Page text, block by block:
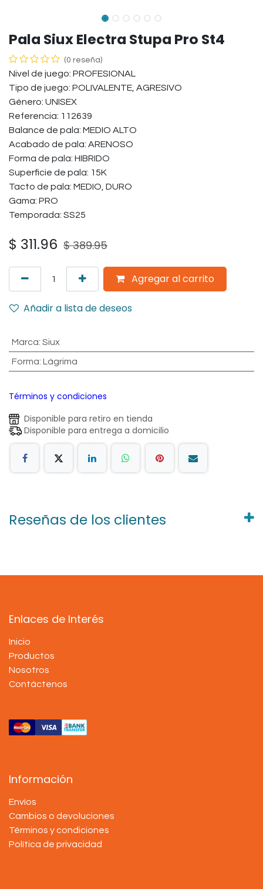
Pala Siux Electra Stupa Pro St4
(0 reseña)
Nivel de juego: PROFESIONAL
Tipo de juego: POLIVALENTE, AGRESIVO
Género: UNISEX
Referencia: 112639
Balance de pala: MEDIO ALTO
Acabado de pala: ARENOSO
Forma de pala: HIBRIDO
Superficie de pala: 15K
Tacto de pala: MEDIO, DURO
Gama: PRO
Temporada: SS25
$ 311.96 $389.95
Agregar al carrito
Añadir a lista de deseos
Marca: Siux
Forma: Lágrima
Términos y condiciones
Disponible para retiro en tienda
Disponible para entrega a domicilio
Reseñas de los clientes
Enlaces de Interés
Inicio
Productos
Nosotros
Contáctenos
Información
Envíos
Cambios o devoluciones
Términos y condiciones
Política de privacidad